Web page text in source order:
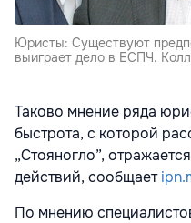
Юристы: Существуют
выиграет дело в ЕСПЧ.
Таково мнение ряда
быстрота, с которой
„Стояногло”,
действий, сообщает
По мнению